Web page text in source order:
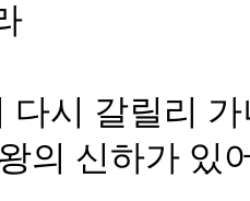
다시 갈릴리
의 신하가 있